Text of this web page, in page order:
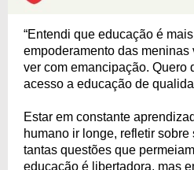
“Entendi que educação é
empoderamento das meninas
ver com emancipação. Quero
acesso a educação de
Estar em constante
humano ir longe, refletir
tantas questões que
educação é libertadora, mas